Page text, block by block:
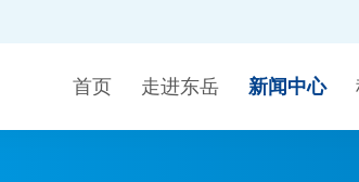
首页 走进东岳 新闻中心